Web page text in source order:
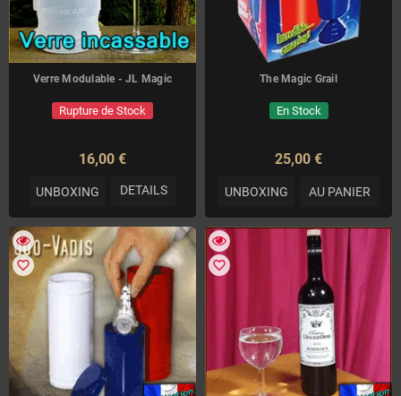
Verre Modulable - JL Magic
Rupture de Stock
16,00 €
UNBOXING DETAILS
The Magic Grail
En Stock
25,00 €
UNBOXING AU PANIER
favorite_border favorite_border